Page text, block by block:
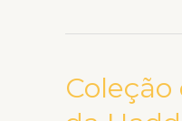
Coleção